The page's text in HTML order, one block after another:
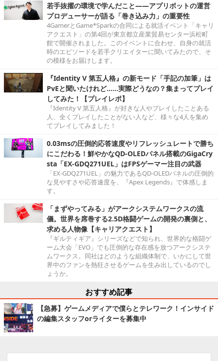
若手抜擢の環境で学んだこと――アプリボットの運営
プロデューサーが語る「巻き込み力」の重要性
4GamerとGame*Sparkの合同による就活イベント「キャリ
アクエスト」の第4回が東京都立産業貿易センター浜松町
館で開催されました。このイベントに合わせ、自身の就活
時のエピソードを若手クリエイターに聞いてみたので、そ
の模様をお届けします。
『Identity V 第五人格』の新モード「手記の加筆」は
PvEと聞いたけれど……実際どうなの？集まってプレイ
してみた！【プレイレポ】
『Identity V 第五人格』が好きな人やプレイしたことある
人、全くプレイしたことがない人など、様々な4人を集め
てプレイしてみました！
0.03msの圧倒的応答速度やリフレッシュレートで勝ち
にこだわる！鮮やかなQD-OLEDパネル搭載のGigaCry
sta「EX-GDQ271UEL」はFPSゲーマー注目の武器
「EX-GDQ271UEL」の魅力であるQD-OLEDパネルの圧倒的
な見やすさや応答速度を、『Apex Legends』で体感しま
す。
「まずやってみる」がアークシステムワークスの流
儀。世界を席巻する2.5D格闘ゲームの開発の裏側と、
求める人物像【キャリアクエスト】
『ギルティギア』シリーズなどで知られ、世界的な格闘ゲ
ーム大会「EVO」でも圧倒的な存在感を放つアークシステ
ムワークス。同社はどのような組織体制で、いかにして世
界中のファンを熱狂させるゲームを生み出しているのでし
ょうか。
おすすめ記事
【急募】ゲームメディアで僕らとテレワーク！インサイド
の編集スタッフorライターを募集中